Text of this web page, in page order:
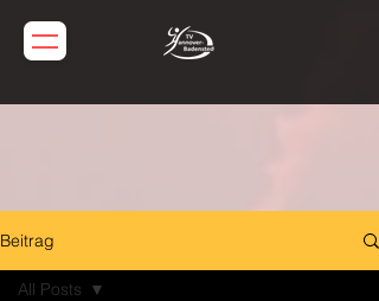
Beitrag
All Posts